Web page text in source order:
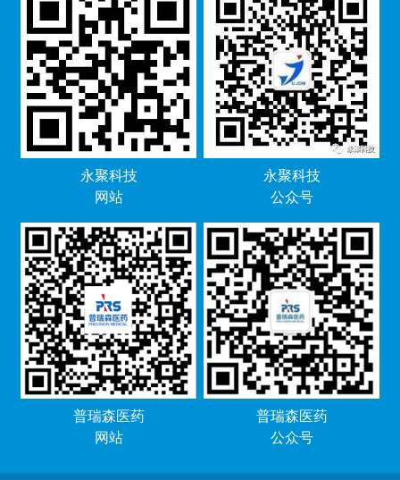
永聚科技
网站
永聚科技
公众号
普瑞森医药
网站
普瑞森医药
公众号